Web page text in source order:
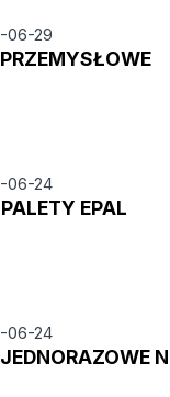
06-29
06-24
EPAL
06-24